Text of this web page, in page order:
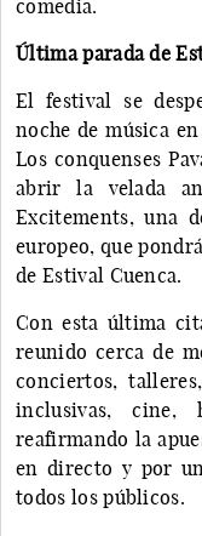
comedia.
Última parada de
El festival se
noche de música
Los conquenses
abrir la velada
Excitements, una
europeo, que
de Estival Cuenca.
Con esta última
reunido cerca de
conciertos,
inclusivas, cine,
reafirmando la
en directo y por
todos los públicos.